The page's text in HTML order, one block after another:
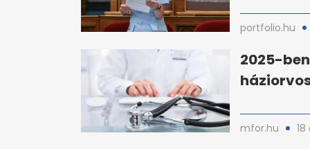
portfolio.hu
2025-
mfor.hu